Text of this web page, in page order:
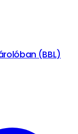
(BBL)